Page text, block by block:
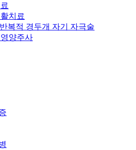
치료
복적 경두개 자기 자극술
양주사